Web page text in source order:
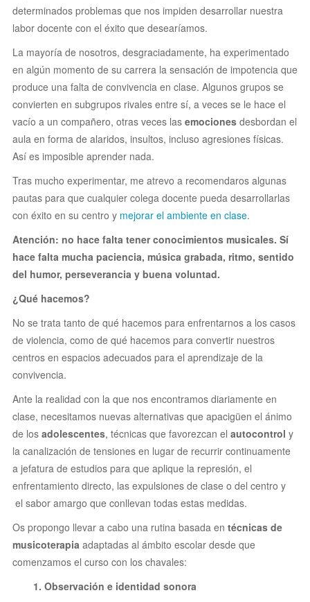
determinados problemas que nos impiden desarrollar nuestra
labor docente con el éxito que desearíamos.
La mayoría de nosotros, desgraciadamente, ha experimentado
en algún momento de su carrera la sensación de impotencia que
produce una falta de convivencia en clase. Algunos grupos se
convierten en subgrupos rivales entre sí, a veces se le hace el
vacío a un compañero, otras veces las emociones desbordan el
aula en forma de alaridos, insultos, incluso agresiones físicas.
Así es imposible aprender nada.
Tras mucho experimentar, me atrevo a recomendaros algunas
pautas para que cualquier colega docente pueda desarrollarlas
con éxito en su centro y mejorar el ambiente en clase.
Atención: no hace falta tener conocimientos musicales. Sí
hace falta mucha paciencia, música grabada, ritmo, sentido
del humor, perseverancia y buena voluntad.
¿Qué hacemos?
No se trata tanto de qué hacemos para enfrentarnos a los casos
de violencia, como de qué hacemos para convertir nuestros
centros en espacios adecuados para el aprendizaje de la
convivencia.
Ante la realidad con la que nos encontramos diariamente en
clase, necesitamos nuevas alternativas que apacigüen el ánimo
de los adolescentes, técnicas que favorezcan el autocontrol y
la canalización de tensiones en lugar de recurrir continuamente
a jefatura de estudios para que aplique la represión, el
enfrentamiento directo, las expulsiones de clase o del centro y
el sabor amargo que conllevan todas estas medidas.
Os propongo llevar a cabo una rutina basada en técnicas de
musicoterapia adaptadas al ámbito escolar desde que
comenzamos el curso con los chavales:
1. Observación e identidad sonora